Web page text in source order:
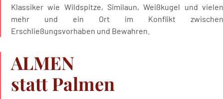
Klassiker wie Wildspitze, Similaun, Weißkugel und vielen
mehr und ein Ort im Konflikt zwischen
Erschließungsvorhaben und Bewahren.
ALMEN
statt Palmen